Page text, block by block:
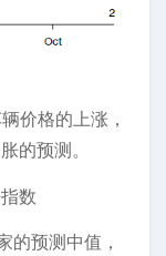
价格的上涨，
的预测。
的预测中值，